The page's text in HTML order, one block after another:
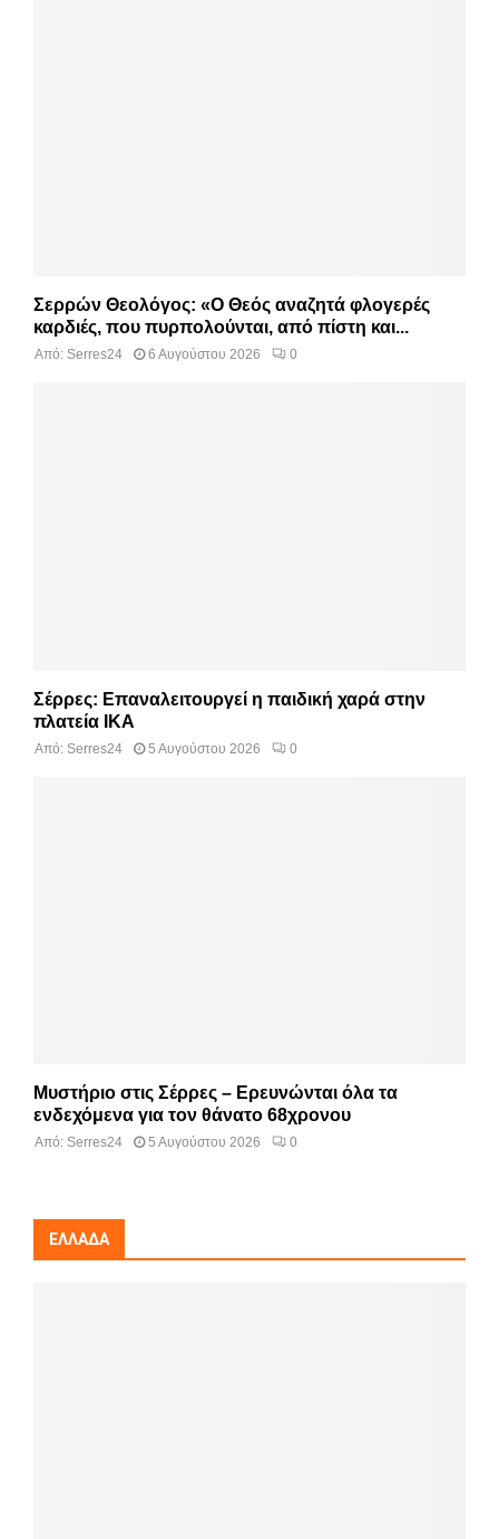
Σερρών Θεολόγος: «Ο Θεός αναζητά φλογερές
καρδιές, που πυρπολούνται, από πίστη και...
Από: Serres24 6 Αυγούστου 2026 0
Σέρρες: Επαναλειτουργεί η παιδική χαρά στην
πλατεία ΙΚΑ
Από: Serres24 5 Αυγούστου 2026 0
Μυστήριο στις Σέρρες – Ερευνώνται όλα τα
ενδεχόμενα για τον θάνατο 68χρονου
Από: Serres24 5 Αυγούστου 2026 0
ΕΛΛΆΔΑ